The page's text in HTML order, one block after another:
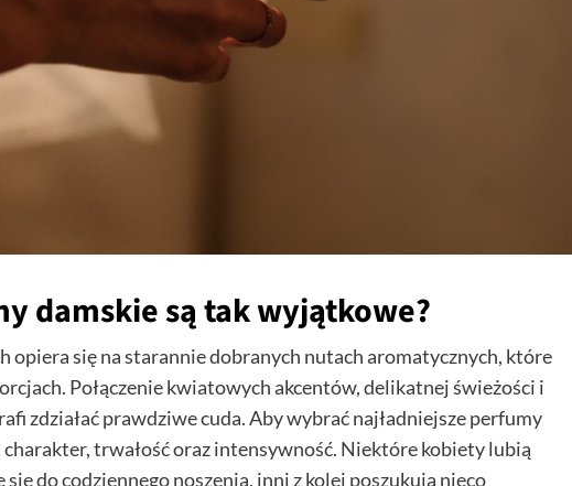
damskie są tak wyjątkowe?
opiera się na starannie dobranych nutach aromatycznych, które
Połączenie kwiatowych akcentów, delikatnej świeżości i
zdziałać prawdziwe cuda. Aby wybrać najładniejsze perfumy
trwałość oraz intensywność. Niektóre kobiety lubią
do codziennego noszenia, inni z kolei poszukują nieco